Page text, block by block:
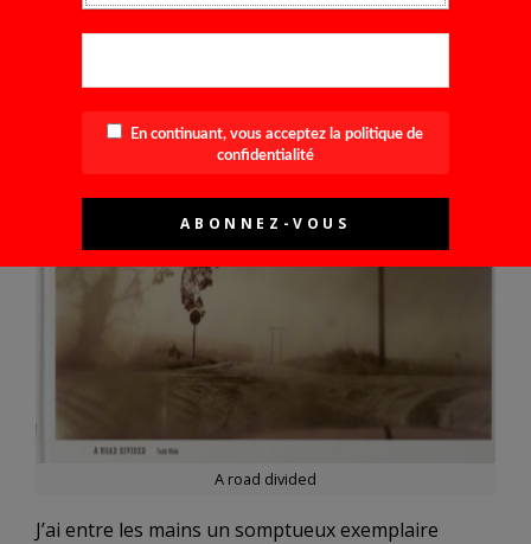
A road divided
J’ai entre les mains un somptueux exemplaire
En continuant, vous acceptez la politique de
confidentialité